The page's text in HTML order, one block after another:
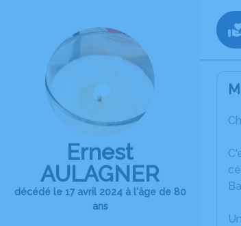
Ernest
AULAGNER
décédé le 17 avril 2024 à l'âge de 80
ans